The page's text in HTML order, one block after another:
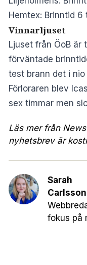
Hemtex: Brinntid
Vinnarljuset
Ljuset från ÖoB är
förväntade
test brann det i nio
Förloraren blev
sex timmar men
Läs mer från
nyhetsbrev är
Sarah
Carlsson
fokus på